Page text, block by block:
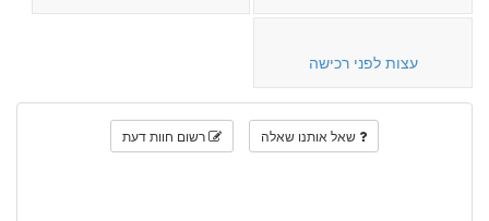
עצות לפני רכישה
שאל אותנו שאלה רשום חוות דעת